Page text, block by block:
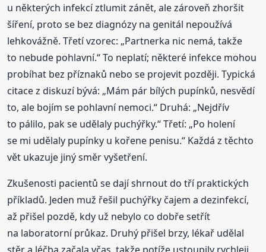
u některých infekcí ztlumit zánět, ale zároveň zhoršit
šíření, proto se bez diagnózy na genitál nepoužívá
lehkovážně. Třetí vzorec: „Partnerka nic nemá, takže
to nebude pohlavní.“ To neplatí; některé infekce mohou
probíhat bez příznaků nebo se projevit později. Typická
citace z diskuzí bývá: „Mám pár bílých pupínků, nesvědí
to, ale bojím se pohlavní nemoci.“ Druhá: „Nejdřív
to pálilo, pak se udělaly puchýřky.“ Třetí: „Po holení
se mi udělaly pupínky u kořene penisu.“ Každá z těchto
vět ukazuje jiný směr vyšetření.
Zkušenosti pacientů se dají shrnout do tří praktických
příkladů. Jeden muž řešil puchýřky čajem a dezinfekcí,
až přišel pozdě, kdy už nebylo co dobře setřít
na laboratorní průkaz. Druhý přišel brzy, lékař udělal